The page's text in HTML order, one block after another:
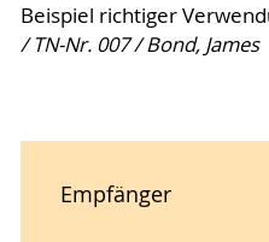
Beispiel richtiger
/ TN-Nr. 007 / Bond, James
Empfänger